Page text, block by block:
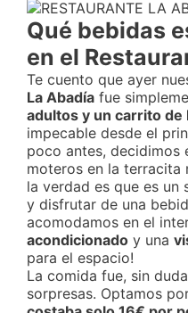
Qué bebidas
en el
Te cuento que ayer
La Abadía fue
adultos y un carrito de
impecable desde el
poco antes, decidimos
moteros en la terracita
la verdad es que es
y disfrutar de una
acomodamos en el
acondicionado y una
para el espacio!
La comida fue, sin
sorpresas. Optamos